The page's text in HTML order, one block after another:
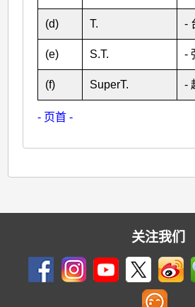
(d) T. -
(e) S.T. -
(f) SuperT. -
- 页首 -
关注我们